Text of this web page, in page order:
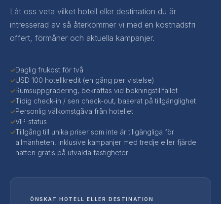
Låt oss veta vilket hotell eller destination du är
intresserad av så återkommer vi med en kostnadsfri
offert, förmåner och aktuella kampanjer.
✓Daglig frukost för två
✓USD 100 hotellkredit (en gång per vistelse)
✓Rumsuppgradering, bekräftas vid bokningstillfället
✓Tidig check-in / sen check-out, baserat på tillgänglighet
✓Personlig välkomstgåva från hotellet
✓VIP-status
✓Tillgång till unika priser som inte är tillgängliga för
allmänheten, inklusive kampanjer med tredje eller fjärde
natten gratis på utvalda fastigheter
ÖNSKAT HOTELL ELLER DESTINATION